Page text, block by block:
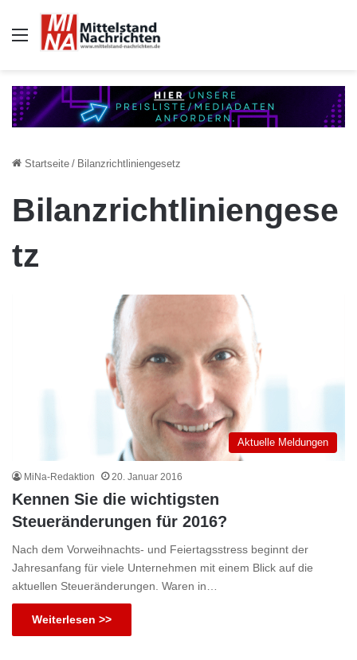
Auswahl
Startseite / Bilanzrichtliniengesetz
Bilanzrichtliniengese
tz
Aktuelle Meldungen
MiNa-Redaktion 20. Januar 2016
Kennen Sie die wichtigsten
Steueränderungen für 2016?
Nach dem Vorweihnachts- und Feiertagsstress beginnt der
Jahresanfang für viele Unternehmen mit einem Blick auf die
aktuellen Steueränderungen. Waren in…
Weiterlesen >>